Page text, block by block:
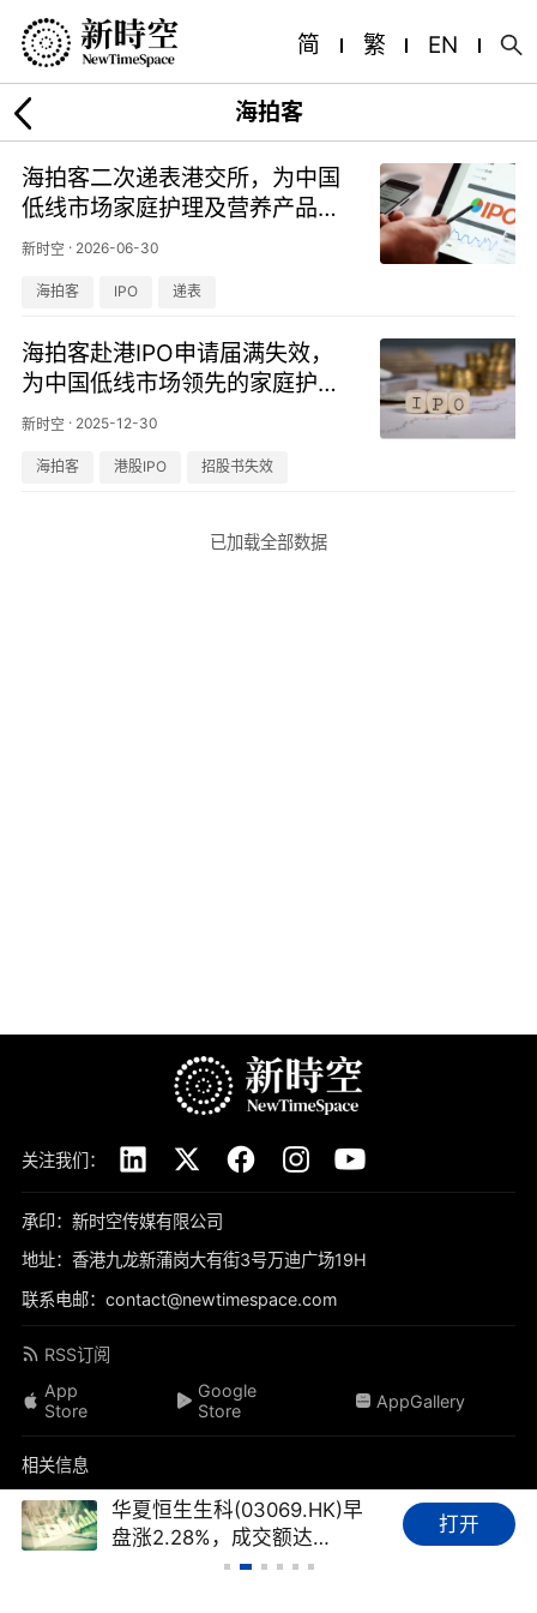
简 繁 EN
海拍客
海拍客二次递表港交所，为中国
低线市场家庭护理及营养产品最
大交易服务平台
新时空 · 2026-06-30
海拍客 IPO 递表
海拍客赴港IPO申请届满失效，
为中国低线市场领先的家庭护理
及营养产品平台
新时空 · 2025-12-30
海拍客 港股IPO 招股书失效
已加载全部数据
关注我们：
承印：新时空传媒有限公司
地址：香港九龙新蒲岗大有街3号万迪广场19H
联系电邮：contact@newtimespace.com
RSS订阅
App
Store
Google
Store
AppGallery
相关信息
关于我们
免责声明 隐私政策 联系我们
加入我们
品牌素材
我要投稿 标签库 友情链接 财经FAQ
华夏恒生生科(03069.HK)早
盘涨2.28%，成交额达
4128.17万港元
打开